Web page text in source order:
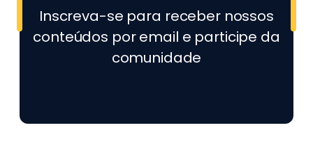
Inscreva-se para receber nossos
conteúdos por email e participe da
comunidade